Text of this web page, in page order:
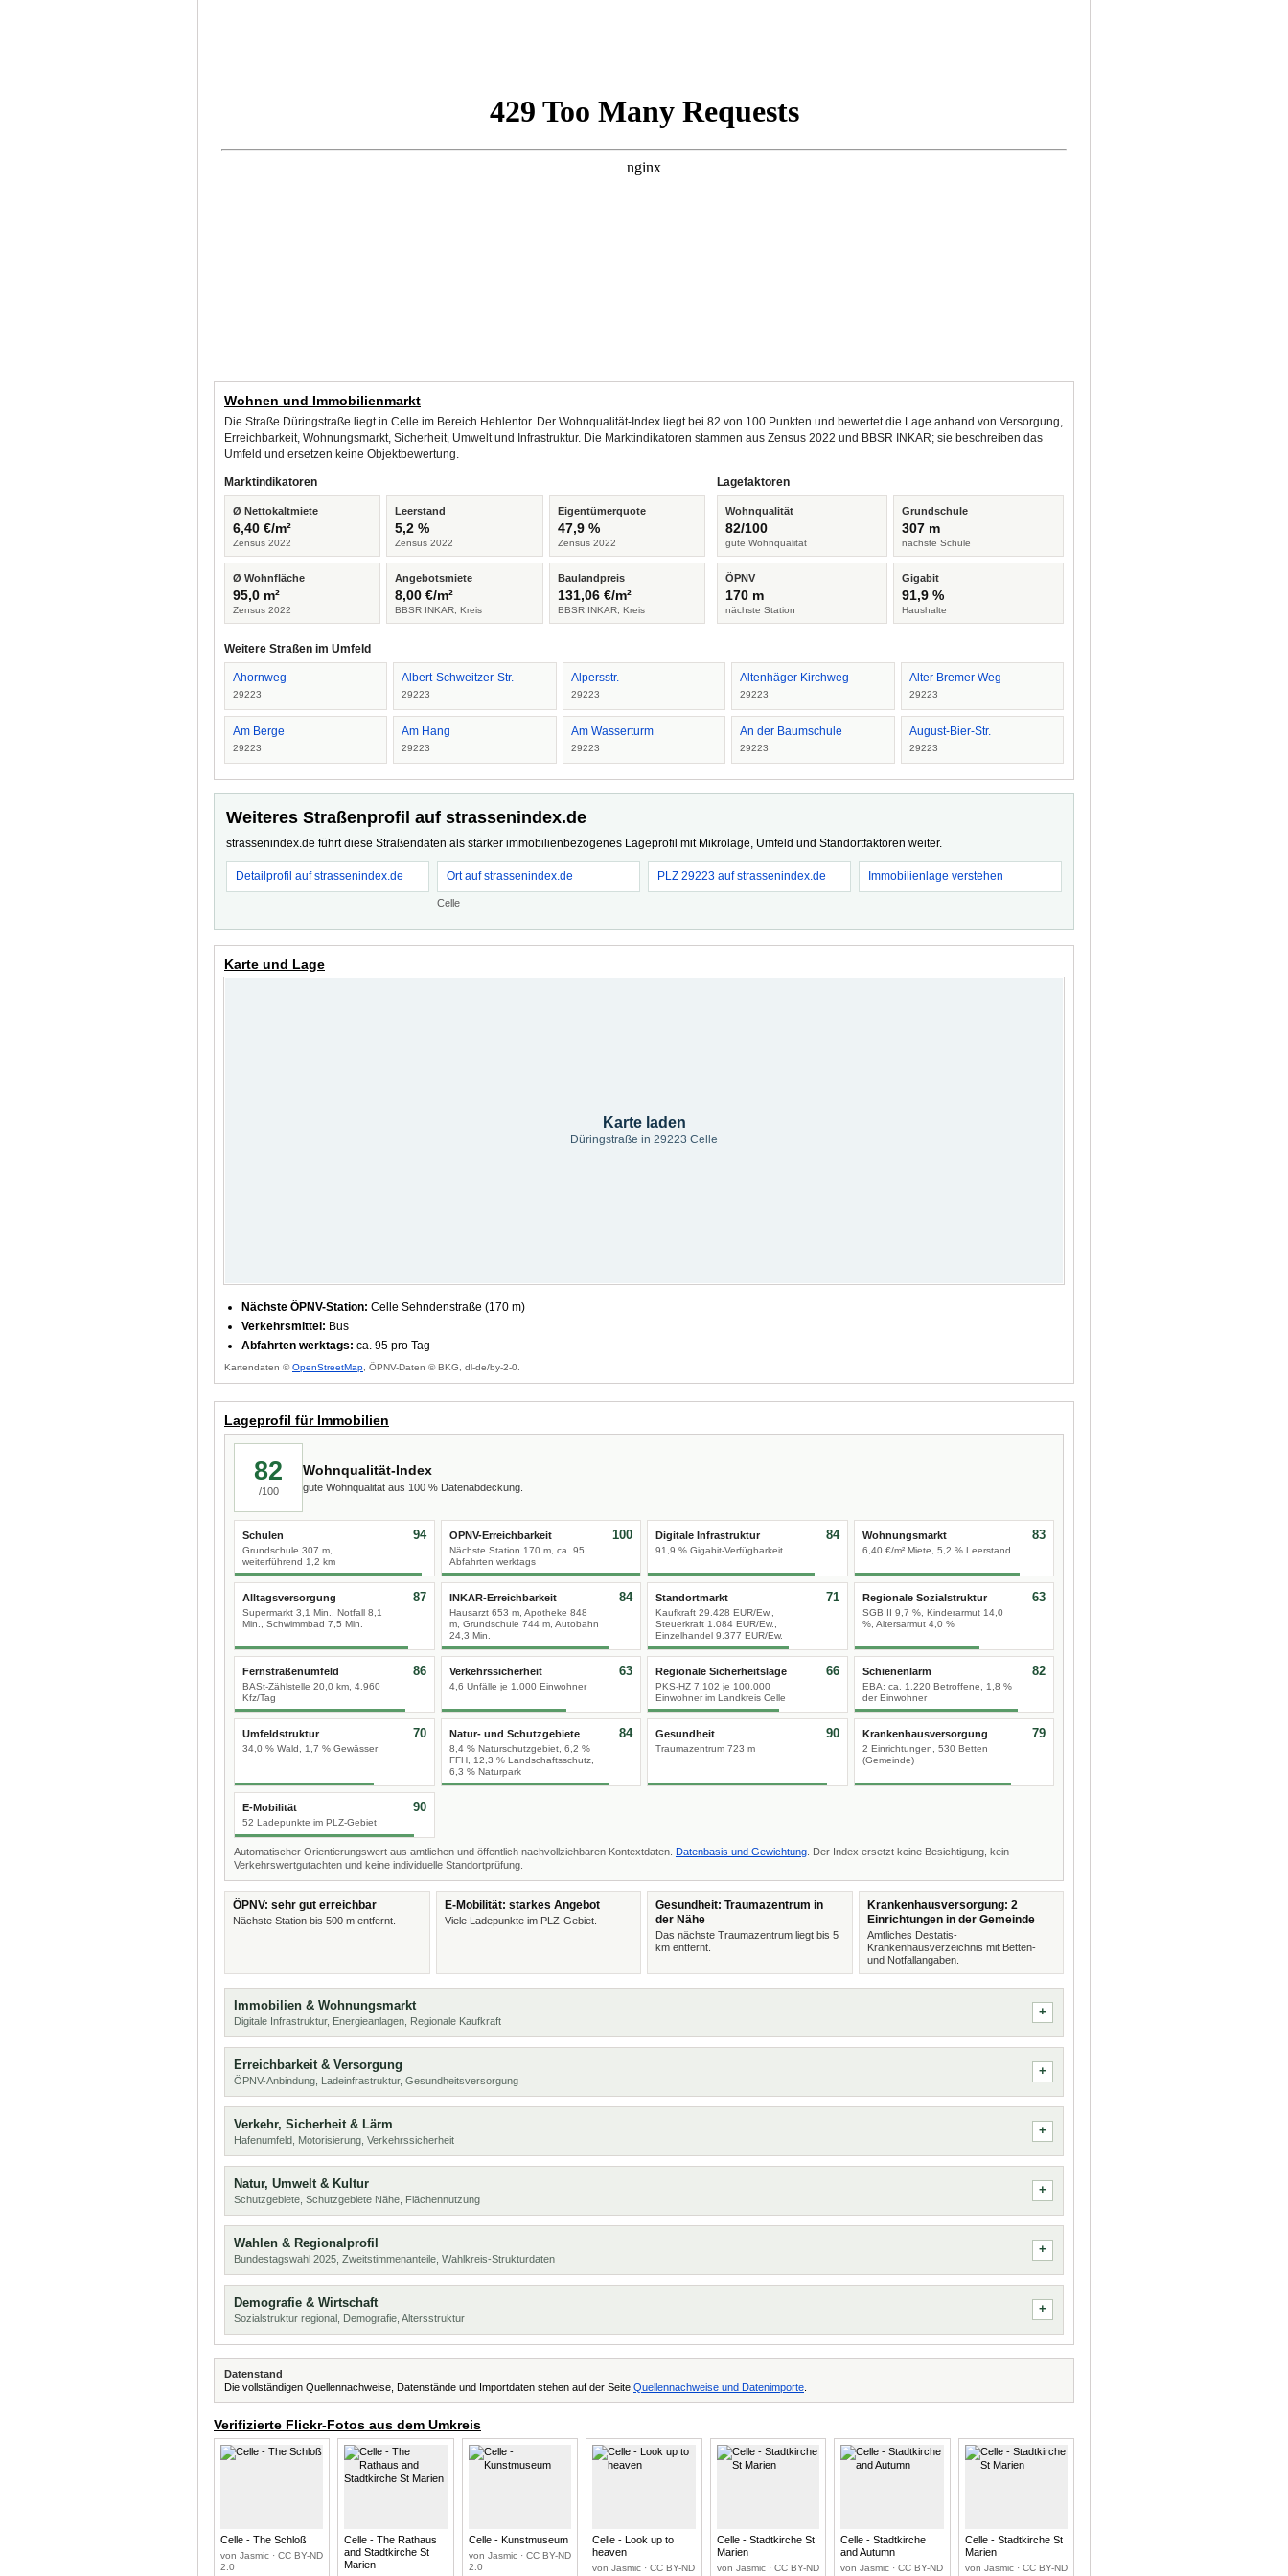
Wohnen und Immobilienmarkt
Die Straße Düringstraße liegt in Celle im Bereich Hehlentor. Der Wohnqualität-Index liegt bei 82 von 100 Punkten und bewertet die Lage anhand von Versorgung,
Erreichbarkeit, Wohnungsmarkt, Sicherheit, Umwelt und Infrastruktur. Die Marktindikatoren stammen aus Zensus 2022 und BBSR INKAR; sie beschreiben das
Umfeld und ersetzen keine Objektbewertung.
Marktindikatoren
Ø Nettokaltmiete
6,40 €/m²
Zensus 2022
Leerstand
5,2 %
Zensus 2022
Eigentümerquote
47,9 %
Zensus 2022
Ø Wohnfläche
95,0 m²
Zensus 2022
Angebotsmiete
8,00 €/m²
BBSR INKAR, Kreis
Baulandpreis
131,06 €/m²
BBSR INKAR, Kreis
Lagefaktoren
Wohnqualität
82/100
gute Wohnqualität
Grundschule
307 m
nächste Schule
ÖPNV
170 m
nächste Station
Gigabit
91,9 %
Haushalte
Weitere Straßen im Umfeld
Ahornweg
29223
Albert-Schweitzer-Str.
29223
Alpersstr.
29223
Altenhäger Kirchweg
29223
Alter Bremer Weg
29223
Am Berge
29223
Am Hang
29223
Am Wasserturm
29223
An der Baumschule
29223
August-Bier-Str.
29223
Weiteres Straßenprofil auf strassenindex.de
strassenindex.de führt diese Straßendaten als stärker immobilienbezogenes Lageprofil mit Mikrolage, Umfeld und Standortfaktoren weiter.
Detailprofil auf strassenindex.de Ort auf strassenindex.de
Celle
PLZ 29223 auf strassenindex.de Immobilienlage verstehen
Karte und Lage
Karte laden
Düringstraße in 29223 Celle
Nächste ÖPNV-Station: Celle Sehndenstraße (170 m)
Verkehrsmittel: Bus
Abfahrten werktags: ca. 95 pro Tag
Kartendaten ©OpenStreetMap , ÖPNV-Daten © BKG, dl-de/by-2-0.
Lageprofil für Immobilien
82
/100
Wohnqualität-Index
gute Wohnqualität aus 100 % Datenabdeckung.
Schulen
Grundschule 307 m,
weiterführend 1,2 km
94 ÖPNV-Erreichbarkeit
Nächste Station 170 m, ca. 95
Abfahrten werktags
100 Digitale Infrastruktur
91,9 % Gigabit-Verfügbarkeit
84 Wohnungsmarkt
6,40 €/m² Miete, 5,2 % Leerstand
83
Alltagsversorgung
Supermarkt 3,1 Min., Notfall 8,1
Min., Schwimmbad 7,5 Min.
87 INKAR-Erreichbarkeit
Hausarzt 653 m, Apotheke 848
m, Grundschule 744 m, Autobahn
24,3 Min.
84 Standortmarkt
Kaufkraft 29.428 EUR/Ew.,
Steuerkraft 1.084 EUR/Ew.,
Einzelhandel 9.377 EUR/Ew.
71 Regionale Sozialstruktur
SGB II 9,7 %, Kinderarmut 14,0
%, Altersarmut 4,0 %
63
Fernstraßenumfeld
BASt-Zählstelle 20,0 km, 4.960
Kfz/Tag
86 Verkehrssicherheit
4,6 Unfälle je 1.000 Einwohner
63 Regionale Sicherheitslage
PKS-HZ 7.102 je 100.000
Einwohner im Landkreis Celle
66 Schienenlärm
EBA: ca. 1.220 Betroffene, 1,8 %
der Einwohner
82
Umfeldstruktur
34,0 % Wald, 1,7 % Gewässer
70 Natur- und Schutzgebiete
8,4 % Naturschutzgebiet, 6,2 %
FFH, 12,3 % Landschaftsschutz,
6,3 % Naturpark
84 Gesundheit
Traumazentrum 723 m
90 Krankenhausversorgung
2 Einrichtungen, 530 Betten
(Gemeinde)
79
E-Mobilität
52 Ladepunkte im PLZ-Gebiet
90
Automatischer Orientierungswert aus amtlichen und öffentlich nachvollziehbaren Kontextdaten. Datenbasis und Gewichtung . Der Index ersetzt keine Besichtigung, kein
Verkehrswertgutachten und keine individuelle Standortprüfung.
ÖPNV: sehr gut erreichbar
Nächste Station bis 500 m entfernt.
E-Mobilität: starkes Angebot
Viele Ladepunkte im PLZ-Gebiet.
Gesundheit: Traumazentrum in
der Nähe
Das nächste Traumazentrum liegt bis 5
km entfernt.
Krankenhausversorgung: 2
Einrichtungen in der Gemeinde
Amtliches Destatis-
Krankenhausverzeichnis mit Betten-
und Notfallangaben.
Immobilien & Wohnungsmarkt
Digitale Infrastruktur, Energieanlagen, Regionale Kaufkraft
Erreichbarkeit & Versorgung
ÖPNV-Anbindung, Ladeinfrastruktur, Gesundheitsversorgung
Verkehr, Sicherheit & Lärm
Hafenumfeld, Motorisierung, Verkehrssicherheit
Natur, Umwelt & Kultur
Schutzgebiete, Schutzgebiete Nähe, Flächennutzung
Wahlen & Regionalprofil
Bundestagswahl 2025, Zweitstimmenanteile, Wahlkreis-Strukturdaten
Demografie & Wirtschaft
Sozialstruktur regional, Demografie, Altersstruktur
Datenstand
Die vollständigen Quellennachweise, Datenstände und Importdaten stehen auf der Seite Quellennachweise und Datenimporte
Verifizierte Flickr-Fotos aus dem Umkreis
Celle - The Schloß
von Jasmic · CC BY-ND
2.0
Celle - The Rathaus
and Stadtkirche St
Marien
Celle - Kunstmuseum
von Jasmic · CC BY-ND
2.0
Celle - Look up to
heaven
von Jasmic · CC BY-ND
Celle - Stadtkirche St
Marien
von Jasmic · CC BY-ND
Celle - Stadtkirche
and Autumn
von Jasmic · CC BY-ND
Celle - Stadtkirche St
Marien
von Jasmic · CC BY-ND